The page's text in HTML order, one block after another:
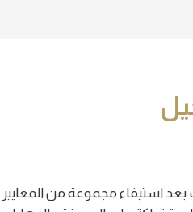
استيفاء مجموعة من المعايير